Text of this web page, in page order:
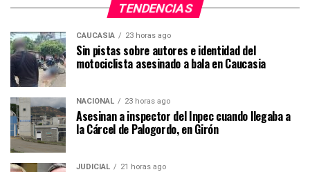
TENDENCIAS
CAUCASIA 23 horas ago
Sin pistas sobre autores e identidad del
motociclista asesinado a bala en Caucasia
NACIONAL 23 horas ago
Asesinan a inspector del Inpec cuando llegaba a
la Cárcel de Palogordo, en Girón
JUDICIAL 21 horas ago